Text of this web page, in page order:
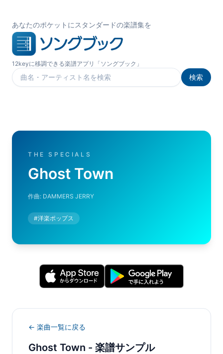
あなたのポケットにスタンダードの楽譜集を
12keyに移調できる楽譜アプリ「ソングブック」
楽曲を検索
検索
THE SPECIALS
Ghost Town
作曲: DAMMERS JERRY
#洋楽ポップス
← 楽曲一覧に戻る
Ghost Town - 楽譜サンプル